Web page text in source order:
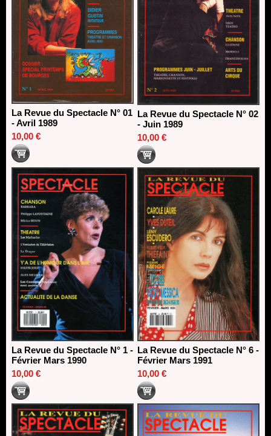
La Revue du Spectacle N° 01
- Avril 1989
10,00 €
La Revue du Spectacle N° 02
- Juin 1989
10,00 €
La Revue du Spectacle N° 1 -
Février Mars 1990
10,00 €
La Revue du Spectacle N° 6 -
Février Mars 1991
10,00 €